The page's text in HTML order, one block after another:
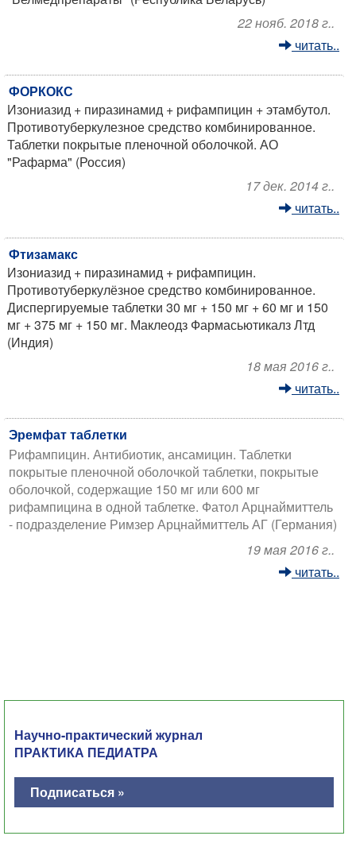
22 нояб. 2018 г..
читать..
ФОРКОКС
Изониазид + пиразинамид + рифампицин + этамбутол.
Противотуберкулезное средство комбинированное.
Таблетки покрытые пленочной оболочкой. АО
"Рафарма" (Россия)
17 дек. 2014 г..
читать..
Фтизамакс
Изониазид + пиразинамид + рифампицин.
Противотуберкулёзное средство комбинированное.
Диспергируемые таблетки 30 мг + 150 мг + 60 мг и 150
мг + 375 мг + 150 мг. Маклеодз Фармасьютикалз Лтд
(Индия)
18 мая 2016 г..
читать..
Эремфат таблетки
Рифампицин. Антибиотик, ансамицин. Таблетки
покрытые пленочной оболочкой таблетки, покрытые
оболочкой, содержащие 150 мг или 600 мг
рифампицина в одной таблетке. Фатол Арцнаймиттель
- подразделение Римзер Арцнаймиттель АГ (Германия)
19 мая 2016 г..
читать..
Научно-практический журнал
ПРАКТИКА ПЕДИАТРА
Подписаться »